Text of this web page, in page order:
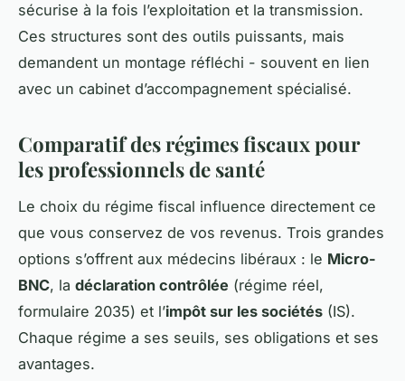
sécurise à la fois l’exploitation et la transmission.
Ces structures sont des outils puissants, mais
demandent un montage réfléchi - souvent en lien
avec un cabinet d’accompagnement spécialisé.
Comparatif des régimes fiscaux pour
les professionnels de santé
Le choix du régime fiscal influence directement ce
que vous conservez de vos revenus. Trois grandes
options s’offrent aux médecins libéraux : le Micro-
BNC, la déclaration contrôlée (régime réel,
formulaire 2035) et l’impôt sur les sociétés (IS).
Chaque régime a ses seuils, ses obligations et ses
avantages.